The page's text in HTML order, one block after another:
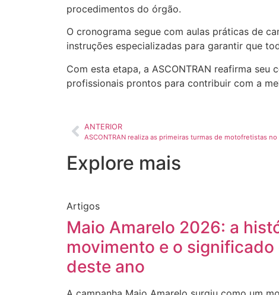
procedimentos do órgão.
O cronograma segue com aulas práticas de
instruções especializadas para garantir que
Com esta etapa, a ASCONTRAN reafirma
profissionais prontos para contribuir com a
ANTERIOR
ASCONTRAN realiza as primeiras turmas de motofretistas
Explore mais
Artigos
Maio Amarelo 2026: a
movimento e o significado
deste ano